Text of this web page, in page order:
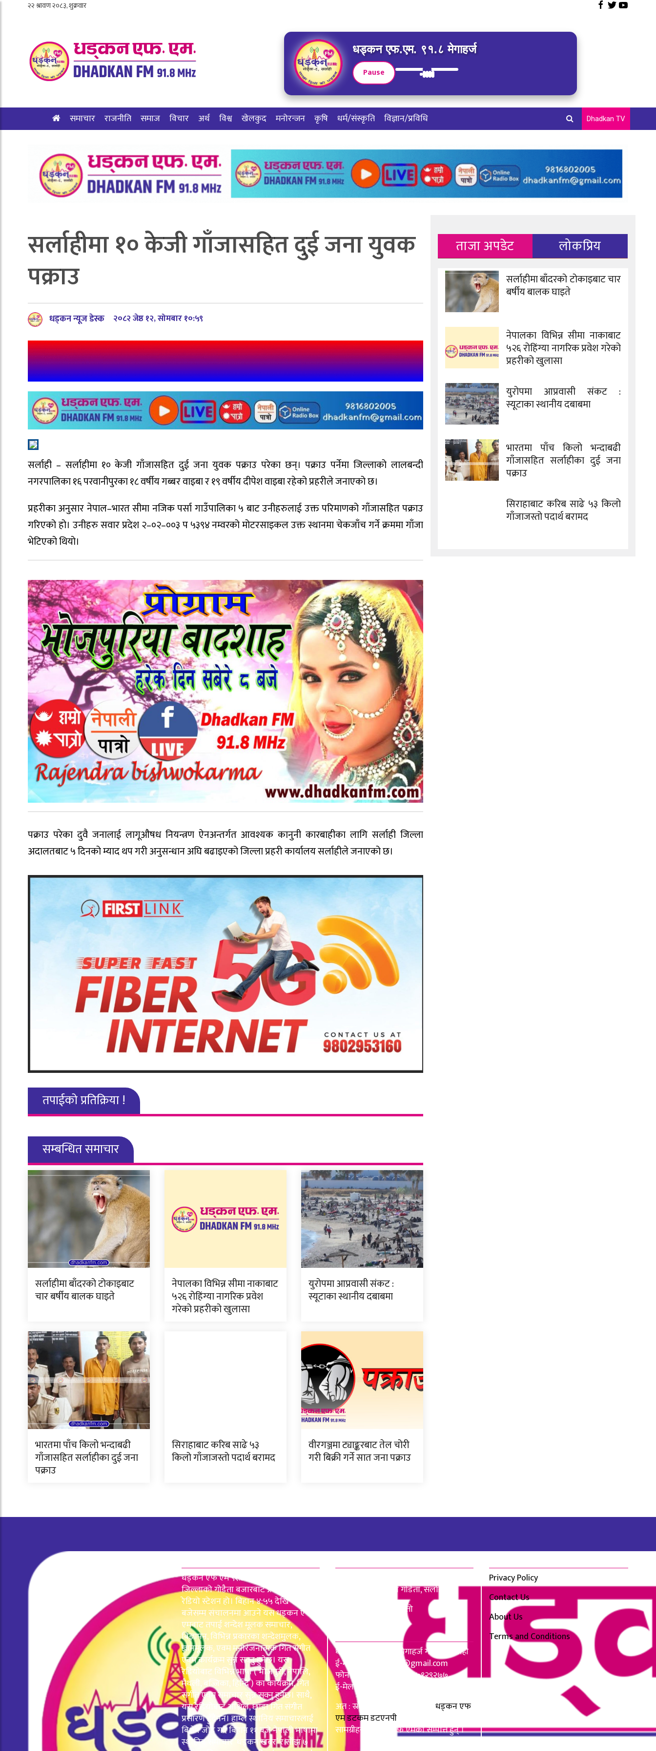
धड्कन एफ.एम. ९१.८ मेगाहर्ज
Pause
समाचार राजनीति समाज विचार अर्थ विश्व खेलकुद मनोरन्जन कृषि धर्म/संस्कृति
विज्ञान/प्रविधि
Dhadkan TV
सर्लाहीमा १० केजी गाँजासहित दुई जना युवक
पक्राउ
धड्कन न्यूज डेस्क २०८२ जेष्ठ १२, सोमबार १०:५९
सर्लाही – सर्लाहीमा १० केजी गाँजासहित दुई जना युवक पक्राउ परेका छन्। पक्राउ पर्नेमा जिल्लाको लालबन्दी
नगरपालिका १६ परवानीपुरका १८ वर्षीय गब्बर वाइबा र १९ वर्षीय दीपेश वाइबा रहेको प्रहरीले जनाएको छ।
प्रहरीका अनुसार नेपाल–भारत सीमा नजिक पर्सा गाउँपालिका ५ बाट उनीहरुलाई उक्त परिमाणको गाँजासहित पक्राउ
गरिएको हो। उनीहरु सवार प्रदेश २–०२–००३ प ५३९४ नम्वरको मोटरसाइकल उक्त स्थानमा चेकजाँच गर्ने क्रममा गाँजा
भेटिएको थियो।
पक्राउ परेका दुवै जनालाई लागूऔषध नियन्त्रण ऐनअन्तर्गत आवश्यक कानुनी कारबाहीका लागि सर्लाही जिल्ला
अदालतबाट ५ दिनको म्याद थप गरी अनुसन्धान अघि बढाइएको जिल्ला प्रहरी कार्यालय सर्लाहीले जनाएको छ।
तपाईको प्रतिक्रिया !
सम्बन्धित समाचार
सर्लाहीमा बाँदरको टोकाइबाट
चार बर्षीय बालक घाइते
नेपालका विभिन्न सीमा नाकाबाट
५२६ रोहिंग्या नागरिक प्रवेश
गरेको प्रहरीको खुलासा
युरोपमा आप्रवासी संकट :
स्यूटाका स्थानीय दबाबमा
भारतमा पाँच किलो भन्दाबढी
गाँजासहित सर्लाहीका दुई जना
पक्राउ
सिराहाबाट करिब साढे ५३
किलो गाँजाजस्तो पदार्थ बरामद
वीरगञ्जमा ट्याङ्करबाट तेल चोरी
गरी बिक्री गर्ने सात जना पक्राउ
ताजा अपडेट लोकप्रिय
सर्लाहीमा बाँदरको टोकाइबाट चार
बर्षीय बालक घाइते
नेपालका विभिन्न सीमा नाकाबाट
५२६ रोहिंग्या नागरिक प्रवेश गरेको
प्रहरीको खुलासा
युरोपमा आप्रवासी संकट :
स्यूटाका स्थानीय दबाबमा
भारतमा पाँच किलो भन्दाबढी
गाँजासहित सर्लाहीका दुई जना
पक्राउ
सिराहाबाट करिब साढे ५३ किलो
गाँजाजस्तो पदार्थ बरामद
धड्कन एफ एम ९१.८ मेगाहर्ज सर्लाही
जिल्लाको गोडैता बजारबाट प्रसारण हुने
रेडियो स्टेशन हो। बिहान ४:५५ देखि राति ११
बजेसम्म संचालनमा आउने यस धड्कन एफ
एमबाट तपाई शन्देश मूलक समाचार,
बिज्ञापन, विभिन्न प्रकारका शन्देशमुलक,
ज्ञानमूलक, एवम मनोरंजनात्मक गित संगीत
एवम कार्यक्रम सुन्न सक्नु हुनेछ। यस
रेडियोबाट विभिन्न भाषा ( भोजपुरी, नेपालि,
मैथली, बज्जिका, हिन्दि ) का कार्यक्रम, गित
संगीत एवम समाचार सुन्न सक्नु हुनेछ। साथै,
यस रेडियोबाट अश्लिल, छाडा गित संगीत
प्रसारण हुँदैनन। हाम्ले स्थानिय समाचारलाई
बिशेष जोड गर्दै बिहान ११ बजे नेपाली भाषामा
स्थानिय समाचार ‘धड्कन खबर’ र साँझ ७
एफ एम ९१.८ मेगाहर्ज गोडैता, सर्लाही
अध्यक्ष : शिव कुमार महतो
धड्कन एफ एम ९१.८ मेगाहर्ज गोडैता, सर्लाही
ई-मेल :
dhadkanfm@gmail.com
फोन : ९८१६८०२००५, ९८०७१२९२७७
ई-मेल :
अत : स्रोतहरू खुलाइएका बाहेक धड्कन एफ
एम डटकम डटएनपी
सामग्रीहरू धड्कन एफ एमका सम्पत्ति हुन् ।
Privacy Policy
Contact Us
About Us
Terms and Conditions